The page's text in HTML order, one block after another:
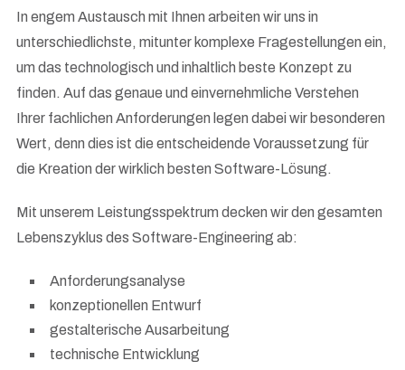
In engem Austausch mit Ihnen arbeiten wir uns in
unterschiedlichste, mitunter komplexe Fragestellungen ein,
um das technologisch und inhaltlich beste Konzept zu
finden. Auf das genaue und einvernehmliche Verstehen
Ihrer fachlichen Anforderungen legen dabei wir besonderen
Wert, denn dies ist die entscheidende Voraussetzung für
die Kreation der wirklich besten Software-Lösung.
Mit unserem Leistungsspektrum decken wir den gesamten
Lebenszyklus des Software-Engineering ab:
Anforderungsanalyse
konzeptionellen Entwurf
gestalterische Ausarbeitung
technische Entwicklung